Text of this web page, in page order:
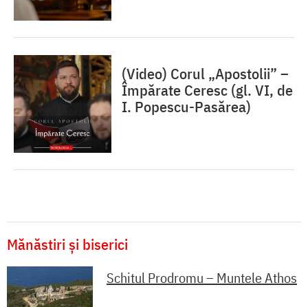
(Video) Corul „Apostolii” –
⁠Împărate Ceresc (gl. VI, de
I. Popescu-Pasărea)
Mănăstiri și biserici
Schitul Prodromu – Muntele Athos